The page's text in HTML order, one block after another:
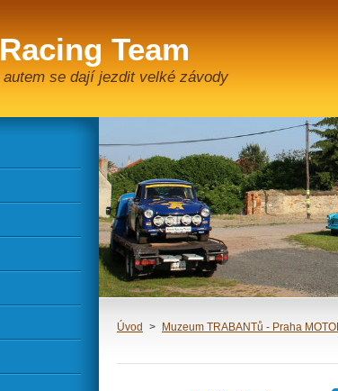
Team
se dají jezdit velké závody
Úvod > Muzeum TRABANTů - Praha MOTOL